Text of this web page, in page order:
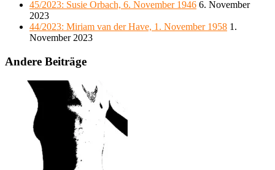
45/2023: Susie Orbach, 6. November 1946 6. November
2023
44/2023: Miriam van der Have, 1. November 1958 1.
November 2023
Andere Beiträge